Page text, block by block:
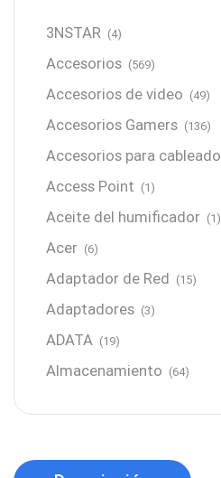
3NSTAR (4)
Accesorios (569)
Accesorios de video (49)
Accesorios Gamers (136)
Accesorios para cableado
Access Point (1)
Aceite del humificador (1)
Acer (6)
Adaptador de Red (15)
Adaptadores (3)
ADATA (19)
Almacenamiento (64)
Antivirus (1)